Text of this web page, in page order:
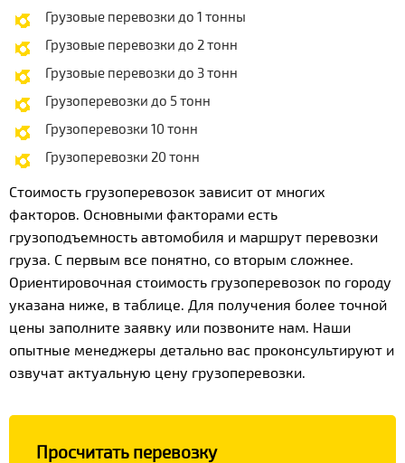
Грузовые перевозки до 1 тонны
Грузовые перевозки до 2 тонн
Грузовые перевозки до 3 тонн
Грузоперевозки до 5 тонн
Грузоперевозки 10 тонн
Грузоперевозки 20 тонн
Стоимость грузоперевозок зависит от многих
факторов. Основными факторами есть
грузоподъемность автомобиля и маршрут перевозки
груза. С первым все понятно, со вторым сложнее.
Ориентировочная стоимость грузоперевозок по городу
указана ниже, в таблице. Для получения более точной
цены заполните заявку или позвоните нам. Наши
опытные менеджеры детально вас проконсультируют и
озвучат актуальную цену грузоперевозки.
Просчитать перевозку